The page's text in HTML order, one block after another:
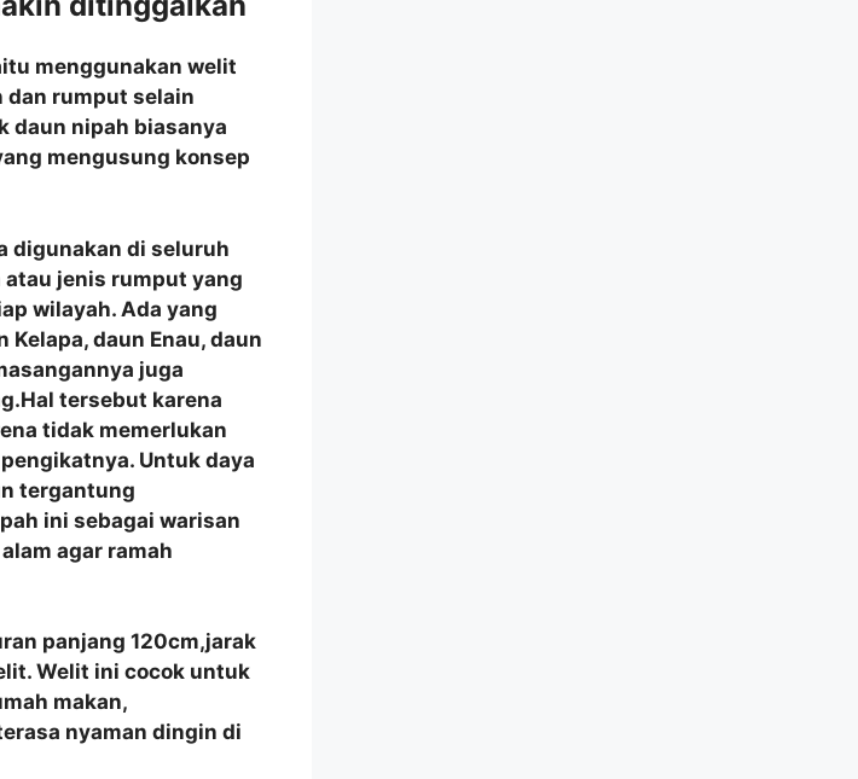
menggunakan welit
dan rumput selain
daun nipah biasanya
mengusung konsep
digunakan di seluruh
atau jenis rumput yang
wilayah. Ada yang
daun Enau, daun
juga
tersebut karena
tidak memerlukan
Untuk daya
tergantung
ini sebagai warisan
agar ramah
panjang 120cm,jarak
Welit ini cocok untuk
makan,
nyaman dingin di